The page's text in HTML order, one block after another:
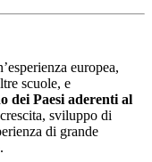
europea,
scuole, e
dei Paesi aderenti al
sviluppo di
di grande